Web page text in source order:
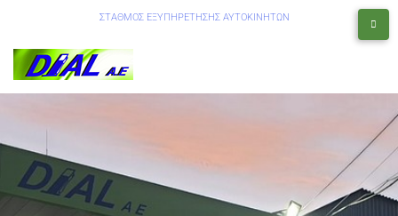
ΣΤΑΘΜΟΣ ΕΞΥΠΗΡΕΤΗΣΗΣ ΑΥΤΟΚΙΝΗΤΩΝ